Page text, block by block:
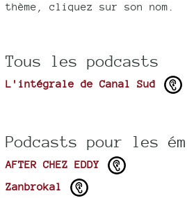
thème, cliquez sur son nom.
Tous les podcasts
L'intégrale de Canal Sud
Podcasts pour les
AFTER CHEZ EDDY
Zanbrokal